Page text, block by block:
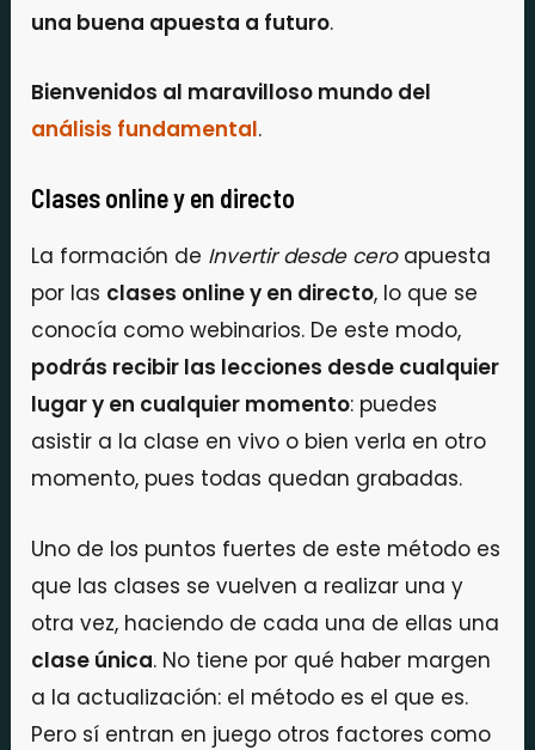
una buena apuesta a futuro.
Bienvenidos al maravilloso mundo del
análisis fundamental.
Clases online y en directo
La formación de Invertir desde ceroapuesta
por las clases online y en directo, lo que se
conocía como webinarios. De este modo,
podrás recibir las lecciones desde cualquier
lugar y en cualquier momento: puedes
asistir a la clase en vivo o bien verla en otro
momento, pues todas quedan grabadas.
Uno de los puntos fuertes de este método es
que las clases se vuelven a realizar una y
otra vez, haciendo de cada una de ellas una
clase única. No tiene por qué haber margen
a la actualización: el método es el que es.
Pero sí entran en juego otros factores como